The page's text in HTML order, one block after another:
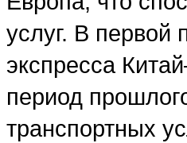
услуг. В первой
экспресса
период
транспортных